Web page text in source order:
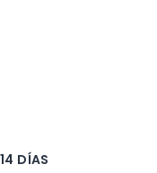
DÍAS